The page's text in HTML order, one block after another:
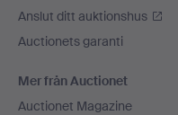
Anslut ditt auktionshus
Auctionets garanti
Mer från Auctionet
Auctionet Magazine